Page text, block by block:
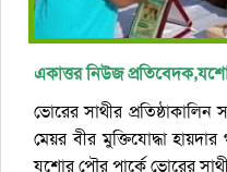
একাত্তর নিউজ
ভোরের সাথীর
মেয়র বীর মুক্তিযোদ্ধা
যশোর পৌর পার্কে ভোরের